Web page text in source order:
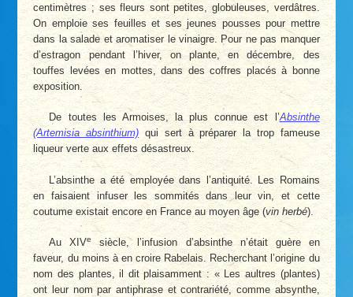
centimètres ; ses fleurs sont petites, globuleuses, verdâtres.
On emploie ses feuilles et ses jeunes pousses pour mettre
dans la salade et aromatiser le vinaigre. Pour ne pas manquer
d’estragon pendant l’hiver, on plante, en décembre, des
touffes levées en mottes, dans des coffres placés à bonne
exposition.
De toutes les Armoises, la plus connue est l’Absinthe
(Artemisia absinthium)qui sert à préparer la trop fameuse
liqueur verte aux effets désastreux.
L’absinthe a été employée dans l’antiquité. Les Romains
en faisaient infuser les sommités dans leur vin, et cette
coutume existait encore en France au moyen âge (vin herbé).
Au XIVe
siècle, l’infusion d’absinthe n’était guère en
faveur, du moins à en croire Rabelais. Recherchant l’origine du
nom des plantes, il dit plaisamment : « Les aultres (plantes)
ont leur nom par antiphrase et contrariété, comme absynthe,